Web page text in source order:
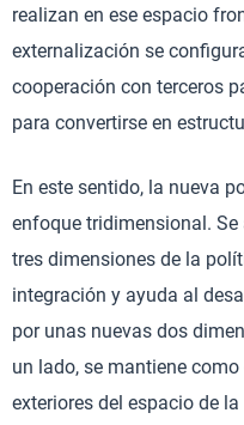
realizan en ese espacio
externalización se
cooperación con terceros
para convertirse en
En este sentido, la nueva
enfoque tridimensional.
tres dimensiones de la
integración y ayuda al
por unas nuevas dos
un lado, se mantiene
exteriores del espacio de la